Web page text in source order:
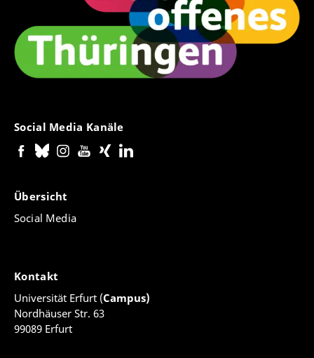
Social Media Kanäle
Übersicht
Social Media
Kontakt
Universität Erfurt (Campus)
Nordhäuser Str. 63
99089 Erfurt